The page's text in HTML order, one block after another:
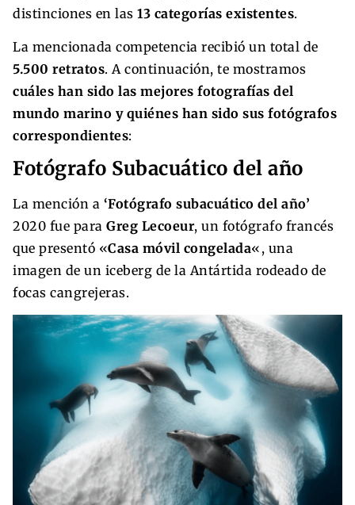
distinciones en las 13 categorías existentes.
La mencionada competencia recibió un total de
5.500 retratos. A continuación, te mostramos
cuáles han sido las mejores fotografías del
mundo marino y quiénes han sido sus fotógrafos
correspondientes:
Fotógrafo Subacuático del año
La mención a ‘Fotógrafo subacuático del año’
2020 fue para Greg Lecoeur, un fotógrafo francés
que presentó «Casa móvil congelada«, una
imagen de un iceberg de la Antártida rodeado de
focas cangrejeras.